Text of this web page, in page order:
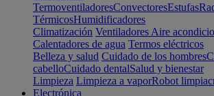
TermoventiladoresConvectoresEstufas
TérmicosHumidificadores
Climatización Ventiladores Aire
Calentadores de agua Termos eléctricos
Belleza y salud Cuidado de los hombres
cabelloCuidado dentalSalud y bienestar
Limpieza Limpieza a vaporRobot
Electrónica